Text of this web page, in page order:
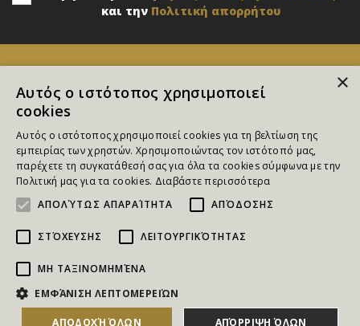
και την Πολιτική απορρήτου
Επικοινωνία
Κ. Παλαμά 6Γ, Πυλαία, Θεσσαλονίκη
E: info@goldmall.gr
Copyright © 2026 GoldMall.gr
ΓΕΜΗ: 059043304000
×
Αυτός ο ιστότοπος χρησιμοποιεί
cookies
Αυτός ο ιστότοπος χρησιμοποιεί cookies για τη βελτίωση της
εμπειρίας των χρηστών. Χρησιμοποιώντας τον ιστότοπό μας,
παρέχετε τη συγκατάθεσή σας για όλα τα cookies σύμφωνα με την
Πολιτική μας για τα cookies. Διαβάστε περισσότερα
ΑΠΟΛΎΤΩΣ ΑΠΑΡΑΊΤΗΤΑ
ΑΠΌΔΟΣΗΣ
ΣΤΌΧΕΥΣΗΣ ΛΕΙΤΟΥΡΓΙΚΌΤΗΤΑΣ
ΜΗ ΤΑΞΙΝΟΜΗΜΈΝΑ
ΕΜΦΆΝΙΣΗ ΛΕΠΤΟΜΕΡΕΙΏΝ
ΑΠΟΔΟΧΉ ΌΛΩΝ ΑΠΌΡΡΙΨΗ ΌΛΩΝ